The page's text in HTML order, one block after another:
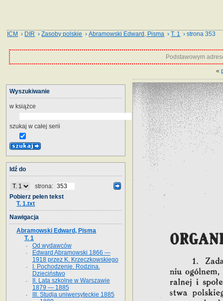
ICM › DIR ›Zasoby polskie ›Abramowski Edward, Pisma ›T. 1 › strona 353
Podstawowym
«
Wyszukiwanie
w książce
szukaj w całej serii
Idź do
strona:
Pobierz pełen tekst
T. 1.txt
Nawigacja
Abramowski Edward, Pisma
T. 1
Od wydawców
Edward Abramowski 1866 —
1918 przez K. Krzeczkowskiego
I. Pochodzenie. Rodzina.
Dzieciństwo
II. Lata szkolne w Warszawie
1879 — 1885
III. Studja uniwersyteckie 1885